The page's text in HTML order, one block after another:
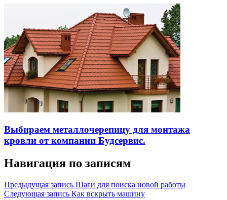
Выбираем металлочерепицу для монтажа
кровли от компании Будсервис.
Навигация по записям
Предыдущая запись Шаги для поиска новой работы
Следующая запись Как вскрыть машину